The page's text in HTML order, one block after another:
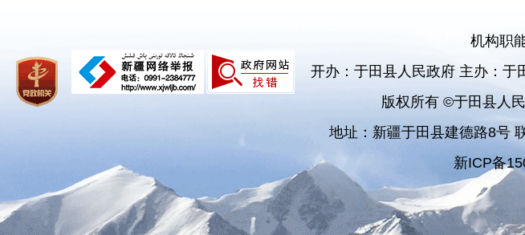
机构职
开办：于田县人民政府 主办：于
版权所有 ©于田县人
地址：新疆于田县建德路8号
新ICP备